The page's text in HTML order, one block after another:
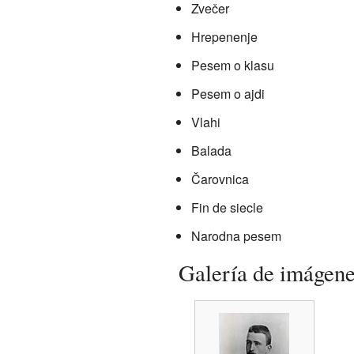
Zvečer
Hrepenenje
Pesem o klasu
Pesem o ajdi
Vlahi
Balada
Čarovnica
Fin de siecle
Narodna pesem
Galería de